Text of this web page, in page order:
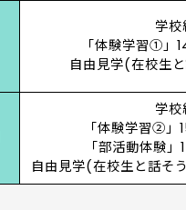
学校
「体験学習①」
自由見学(在校生
学校
「体験学習②」
「部活動体験
自由見学(在校生と話そ